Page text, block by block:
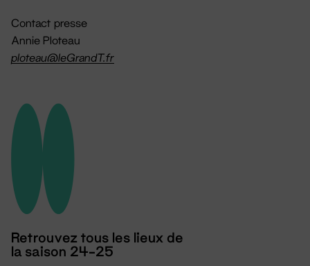
Contact presse
Annie Ploteau
ploteau@leGrandT.fr
Retrouvez tous les lieux de
la saison 24-25